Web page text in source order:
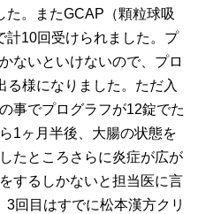
た。またGCAP（顆粒球吸
計10回受けられました。プ
ないといけないので、プロ
る様になりました。ただ入
事でプログラフが12錠でた
1ヶ月半後、大腸の状態を
たところさらに炎症が広が
するしかないと担当医に言
回目はすでに松本漢方クリ